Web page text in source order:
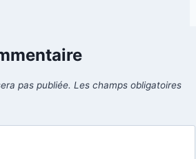
pas publiée. Les champs obligatoires